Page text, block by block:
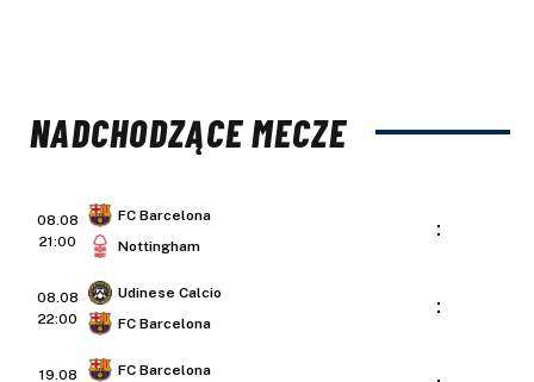
NADCHODZĄCE MECZE
08.08
21:00
FC Barcelona
Nottingham
:
08.08
22:00
Udinese Calcio
FC Barcelona
:
19.08
FC Barcelona